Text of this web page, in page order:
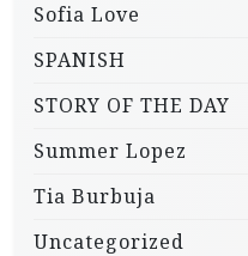
Sofia Love
SPANISH
STORY OF THE DAY
Summer Lopez
Tia Burbuja
Uncategorized